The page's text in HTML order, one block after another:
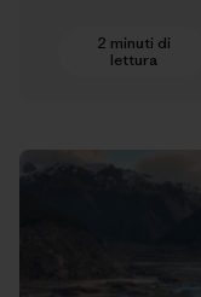
2 minuti di
lettura